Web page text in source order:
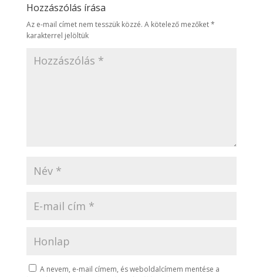
Hozzászólás írása
Az e-mail címet nem tesszük közzé. A kötelező mezőket*
karakterrel jelöltük
A nevem, e-mail címem, és weboldalcímem mentése a